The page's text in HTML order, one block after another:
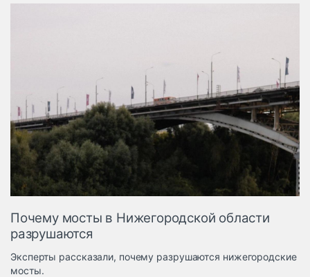
Дороги,
инфраструктура
Логистика, грузы
Негабаритные и
опасные грузы
Безопасность и
страхование
Таможня и ВЭД
грузовые
Почему мосты в Нижегородской области
разрушаются
Эксперты рассказали, почему разрушаются нижегородские
мосты.